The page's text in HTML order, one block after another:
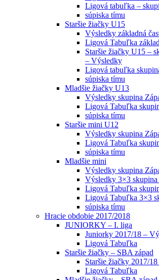
Ligová tabuľka –
súpiska tímu
Staršie žiačky U15
Výsledky základná
Ligová Tabuľka
Staršie žiačky U15 –
– Výsledky
Ligová tabuľka
súpiska tímu
Mladšie žiačky U13
Výsledky skupina
Ligová Tabuľka
súpiska tímu
Staršie mini U12
Výsledky skupina
Ligová Tabuľka
súpiska tímu
Mladšie mini
Výsledky skupina
Výsledky 3×3 skupina
Ligová Tabuľka
Ligová Tabuľka 3×3
súpiska tímu
Hracie obdobie 2017/2018
JUNIORKY – I. liga
Juniorky 2017/18 –
Ligová Tabuľka
Staršie žiačky – SBA západ
Staršie žiačky 2017/
Ligová Tabuľka